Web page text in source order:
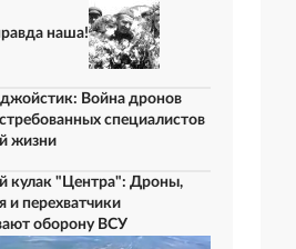
наша!
Война дронов
специалистов
жизни
кулак "Центра": Дроны,
и перехватчики
оборону ВСУ